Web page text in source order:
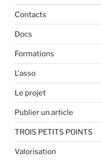
Contacts
Docs
Formations
L'asso
Le projet
Publier un article
TROIS PETITS POINTS
Valorisation